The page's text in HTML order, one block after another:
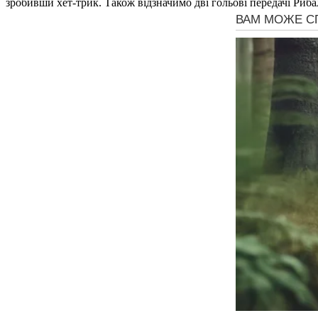
зробивши хет-трик. Також відзначимо дві гольові передачі